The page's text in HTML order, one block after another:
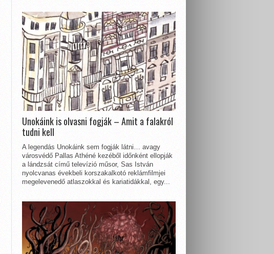
Unokáink is olvasni fogják – Amit a falakról
tudni kell
A legendás Unokáink sem fogják látni… avagy
városvédő Pallas Athéné kezéből időnként ellopják
a lándzsát című televízió műsor, Sas István
nyolcvanas évekbeli korszakalkotó reklámfilmjei
megelevenedő atlaszokkal és kariatidákkal, egy...